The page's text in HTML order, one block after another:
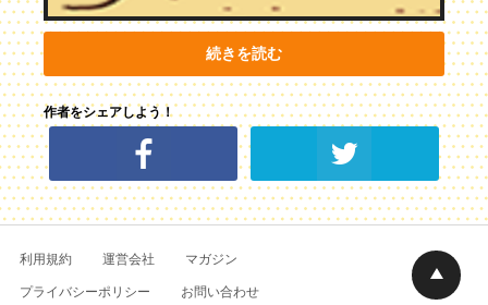
続きを読む
作者をシェアしよう！
利用規約 運営会社 マガジン
プライバシーポリシー お問い合わせ